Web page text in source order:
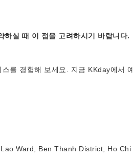
하실 때 이 점을 고려하시기 바랍니다.
를 경험해 보세요. 지금 KKday에서
Ward, Ben Thanh District, Ho